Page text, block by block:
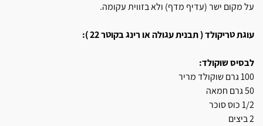
על מקום ישר (עדיף מדף) ולא בזווית עקומה.
עוגת טריקולד ( תבנית עגולה או רינג בקוטר 22 ):
לבסיס שוקולד:
100 גרם שוקולד מריר
50 גרם חמאה
1/2 כוס סוכר
2 ביצים